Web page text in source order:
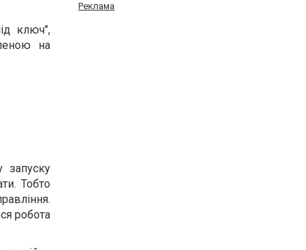
ключ",
на
Тобто
робота
Реклама